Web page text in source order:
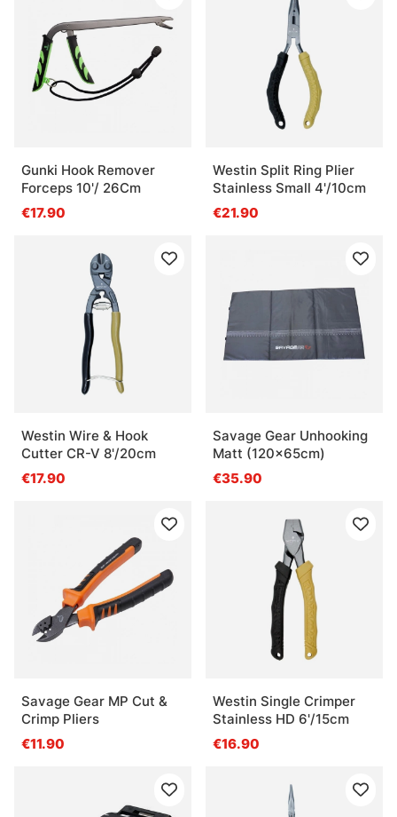
Gunki Hook Remover
Forceps 10'/ 26Cm
€17.90
Westin Split Ring Plier
Stainless Small 4'/10cm
€21.90
Westin Wire & Hook
Cutter CR-V 8'/20cm
€17.90
Savage Gear Unhooking
Matt (120x65cm)
€35.90
Savage Gear MP Cut &
Crimp Pliers
€11.90
Westin Single Crimper
Stainless HD 6'/15cm
€16.90